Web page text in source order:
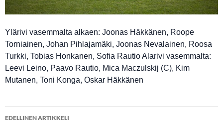
Ylärivi vasemmalta alkaen: Joonas Häkkänen, Roope
Torniainen, Johan Pihlajamäki, Joonas Nevalainen, Roosa
Turkki, Tobias Honkanen, Sofia Rautio Alarivi vasemmalta:
Leevi Leino, Paavo Rautio, Mica Maczulskij (C), Kim
Mutanen, Toni Konga, Oskar Häkkänen
Artikkelien
EDELLINEN ARTIKKELI